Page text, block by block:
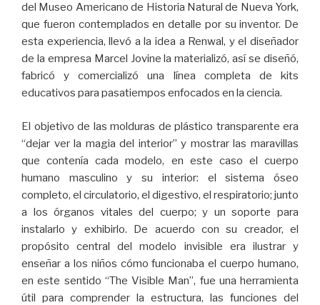
del Museo Americano de Historia Natural de Nueva York,
que fueron contemplados en detalle por su inventor. De
esta experiencia, llevó a la idea a Renwal, y el diseñador
de la empresa Marcel Jovine la materializó, así se diseñó,
fabricó y comercializó una línea completa de kits
educativos para pasatiempos enfocados en la ciencia.
El objetivo de las molduras de plástico transparente era
“dejar ver la magia del interior” y mostrar las maravillas
que contenía cada modelo, en este caso el cuerpo
humano masculino y su interior: el sistema óseo
completo, el circulatorio, el digestivo, el respiratorio; junto
a los órganos vitales del cuerpo; y un soporte para
instalarlo y exhibirlo. De acuerdo con su creador, el
propósito central del modelo invisible era ilustrar y
enseñar a los niños cómo funcionaba el cuerpo humano,
en este sentido “The Visible Man”, fue una herramienta
útil para comprender la estructura, las funciones del